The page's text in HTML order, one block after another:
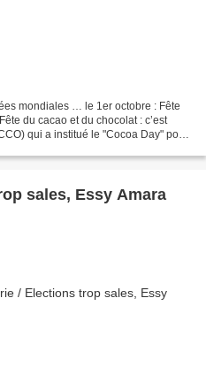
mondiales … le 1er octobre : Fête
du cacao et du chocolat : c’est
qui a institué le "Cocoa Day" pour
sales, Essy Amara